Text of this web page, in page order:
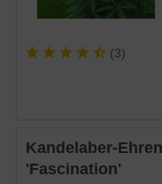
(3)
Kandelaber-Ehrenpreis
'Fascination'